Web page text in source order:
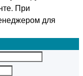
При
для